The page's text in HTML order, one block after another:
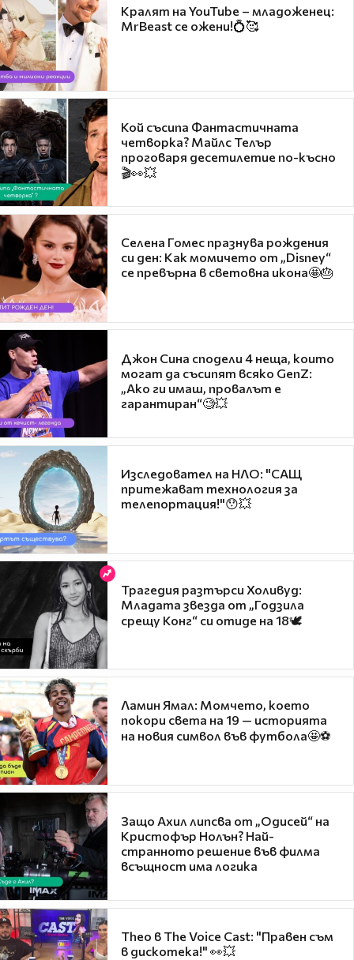
Кралят на YouTube – младоженец:
MrBeast се ожени!💍🥰
Кой съсипа Фантастичната
четворка? Майлс Телър
проговаря десетилетие по-късно
🎬👀💥
Селена Гомес празнува рождения
си ден: Как момичето от „Disney“
се превърна в световна икона🤩🎂
Джон Сина сподели 4 неща, които
могат да съсипят всяко GenZ:
„Ако ги имаш, провалът е
гарантиран“🧐💥
Изследовател на НЛО: "САЩ
притежават технология за
телепортация!"😯💥
Трагедия разтърси Холивуд:
Младата звезда от „Годзила
срещу Конг“ си отиде на 18🕊️
Ламин Ямал: Момчето, което
покори света на 19 — историята
на новия символ във футбола🤩⚽
Защо Ахил липсва от „Одисей“ на
Кристофър Нолън? Най-
странното решение във филма
всъщност има логика
Theo в The Voice Cast: "Правен съм
в дискотека!" 👀💥